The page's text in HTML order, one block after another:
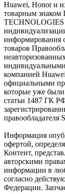
Huawei, Honor и
товарным знаком
TECHNOLOGIES
информирования
товаров
компанией
официальными
которые уже
статьи 1487 ГК
правообладателя
Информация
офертой,
Контент,
авторскими
информации в
согласно
Федерации.